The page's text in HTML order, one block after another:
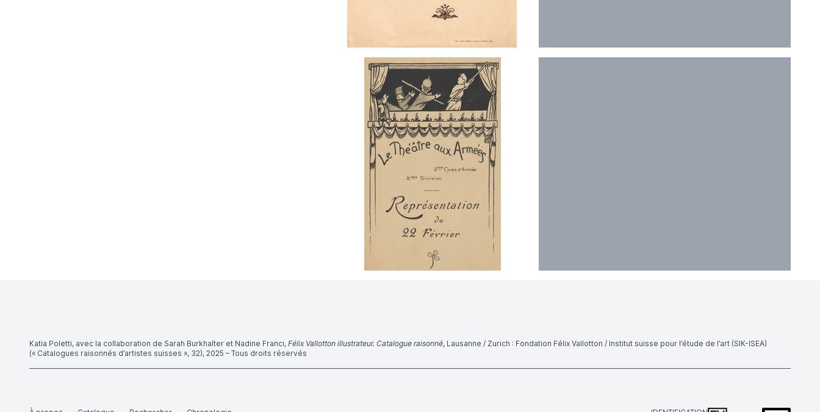
Katia Poletti, avec la collaboration de Sarah Burkhalter et Nadine Franci, Félix Vallotton illustrateur. Catalogue raisonné, Lausanne / Zurich : Fondation Félix Vallotton / Institut suisse pour l’étude de l’art (SIK-ISEA)
(« Catalogues raisonnés d’artistes suisses », 32), 2025 – Tous droits réservés